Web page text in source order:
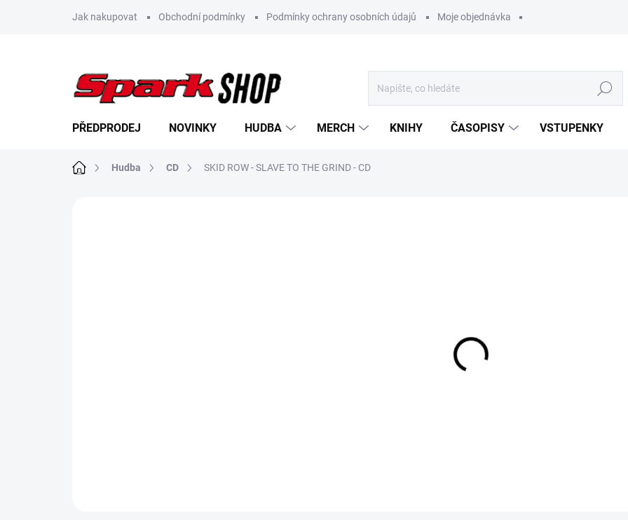
Jak nakupovat Obchodní podmínky Podmínky ochrany osobních údajů Moje objednávka
Hledat
PŘEDPRODEJ NOVINKY HUDBA MERCH KNIHY ČASOPISY VSTUPENKY
Domů Hudba CD SKID ROW - SLAVE TO THE GRIND - CD